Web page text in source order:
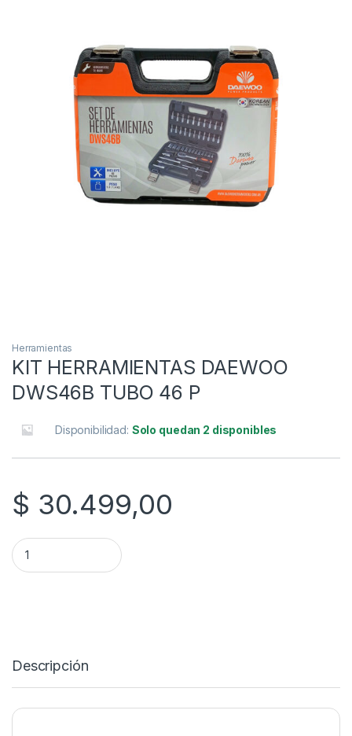
Herramientas
KIT HERRAMIENTAS DAEWOO
DWS46B TUBO 46 P
Disponibilidad: Solo quedan 2 disponibles
$ 30.499,00
KIT HERRAMIENTAS DAEWOO DWS46B TUBO 46 P quantity
Descripción